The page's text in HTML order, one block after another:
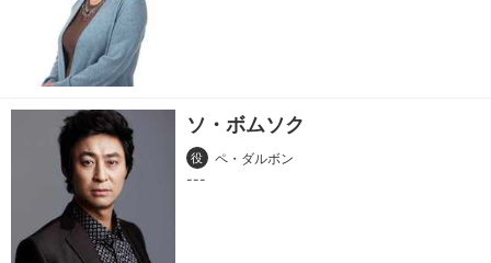
ソ・ボムソク
役 ペ・ダルボン